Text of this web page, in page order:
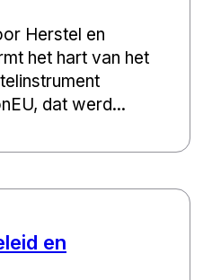
Herstel en
het hart van het
dat werd...
en